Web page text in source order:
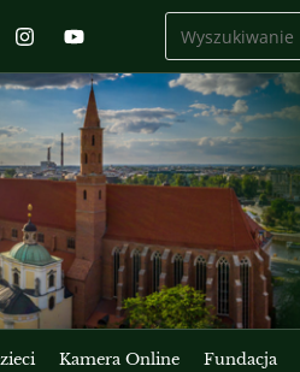
Kamera Online Fundacja